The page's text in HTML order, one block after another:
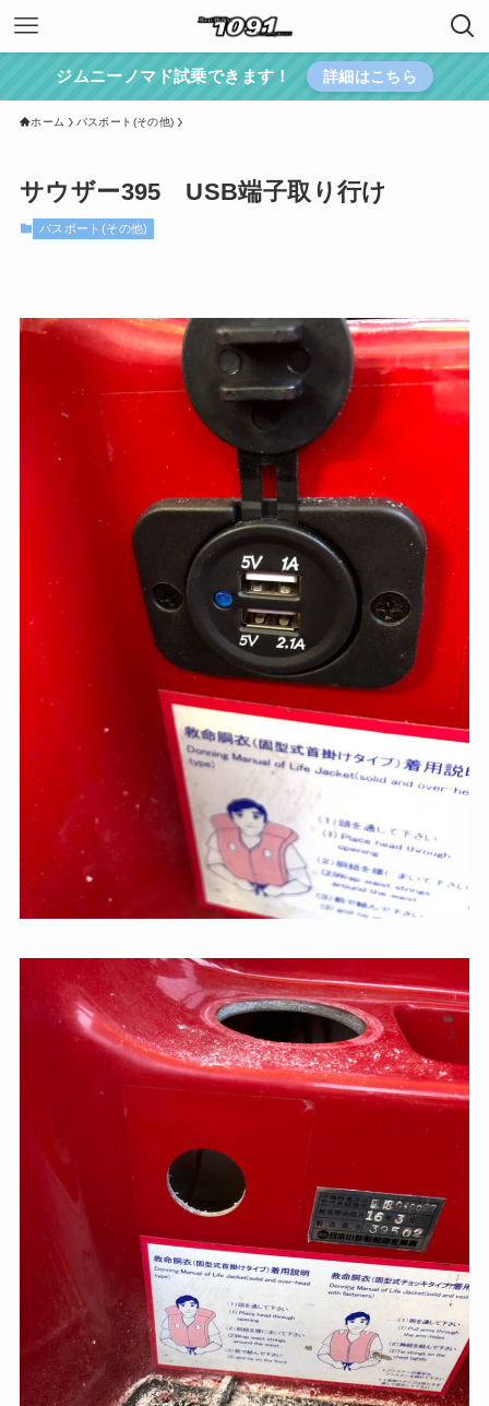
ジムニーノマド試乗できます！ 詳細はこちら
ホーム バスボート(その他)
サウザー395 USB端子取り行け
バスボート(その他)